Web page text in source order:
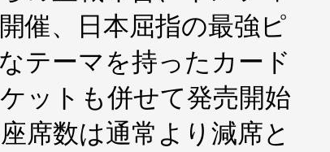
催、日本屈指の最強ピ
テーマを持ったカード
ットも併せて発売開始
席数は通常より減席と